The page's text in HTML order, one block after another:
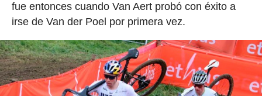
fue entonces cuando Van Aert probó con éxito a
irse de Van der Poel por primera vez.